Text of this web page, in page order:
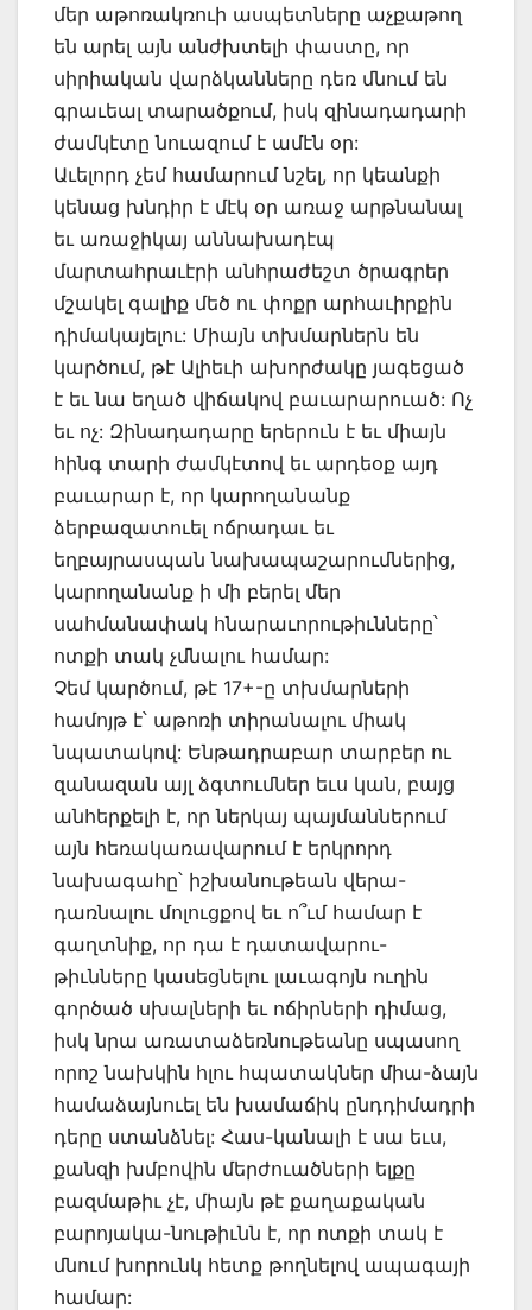
մեր աթոռակռուի ասպետները աչքաթող
են արել այն անժխտելի փաստը, որ
սիրիական վարձկանները դեռ մնում են
գրաւեալ տարածքում, իսկ զինադադարի
ժամկէտը նուազում է ամէն օր:
Աւելորդ չեմ համարում նշել, որ կեանքի
կենաց խնդիր է մէկ օր առաջ արթնանալ
եւ առաջիկայ աննախադէպ
մարտահրաւէրի անհրաժեշտ ծրագրեր
մշակել գալիք մեծ ու փոքր արհաւիրքին
դիմակայելու: Միայն տխմարներն են
կարծում, թէ Ալիեւի ախորժակը յագեցած
է եւ նա եղած վիճակով բաւարարուած: Ոչ
եւ ոչ: Զինադադարը երերուն է եւ միայն
հինգ տարի ժամկէտով եւ արդեօք այդ
բաւարար է, որ կարողանանք
ձերբազատուել ոճրադաւ եւ
եղբայրասպան նախապաշարումներից,
կարողանանք ի մի բերել մեր
սահմանափակ հնարաւորութիւնները՝
ոտքի տակ չմնալու համար:
Չեմ կարծում, թէ 17+-ը տխմարների
համոյթ է՝ աթոռի տիրանալու միակ
նպատակով: Ենթադրաբար տարբեր ու
զանազան այլ ձգտումներ եւս կան, բայց
անհերքելի է, որ ներկայ պայմաններում
այն հեռակառավարում է երկրորդ
նախագահը՝ իշխանութեան վերա-
դառնալու մոլուցքով եւ ո՞ւմ համար է
գաղտնիք, որ դա է դատավարու-
թիւնները կասեցնելու լաւագոյն ուղին
գործած սխալների եւ ոճիրների դիմաց,
իսկ նրա առատաձեռնութեանը սպասող
որոշ նախկին հլու հպատակներ միա-ձայն
համաձայնուել են խամաճիկ ընդդիմադրի
դերը ստանձնել: Հաս-կանալի է սա եւս,
քանզի խմբովին մերժուածների ելքը
բազմաթիւ չէ, միայն թէ քաղաքական
բարոյակա-նութիւնն է, որ ոտքի տակ է
մնում խորունկ հետք թողնելով ապագայի
համար: